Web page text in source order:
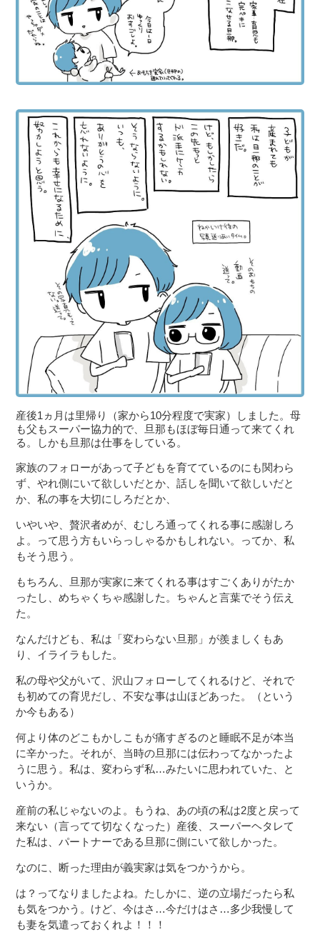
産後1ヵ月は里帰り（家から10分程度で実家）しました。母
も父もスーパー協力的で、旦那もほぼ毎日通って来てくれ
る。しかも旦那は仕事をしている。
家族のフォローがあって子どもを育てているのにも関わら
ず、やれ側にいて欲しいだとか、話しを聞いて欲しいだと
か、私の事を大切にしろだとか、
いやいや、贅沢者めが、むしろ通ってくれる事に感謝しろ
よ。って思う方もいらっしゃるかもしれない。ってか、私
もそう思う。
もちろん、旦那が実家に来てくれる事はすごくありがたか
ったし、めちゃくちゃ感謝した。ちゃんと言葉でそう伝え
た。
なんだけども、私は「変わらない旦那」が羨ましくもあ
り、イライラもした。
私の母や父がいて、沢山フォローしてくれるけど、それで
も初めての育児だし、不安な事は山ほどあった。（という
か今もある）
何より体のどこもかしこもが痛すぎるのと睡眠不足が本当
に辛かった。それが、当時の旦那には伝わってなかったよ
うに思う。私は、変わらず私…みたいに思われていた、と
いうか。
産前の私じゃないのよ。もうね、あの頃の私は2度と戻って
来ない（言ってて切なくなった）産後、スーパーヘタレて
た私は、パートナーである旦那に側にいて欲しかった。
なのに、断った理由が義実家は気をつかうから。
は？ってなりましたよね。たしかに、逆の立場だったら私
も気をつかう。けど、今はさ…今だけはさ…多少我慢して
も妻を気遣っておくれよ！！！